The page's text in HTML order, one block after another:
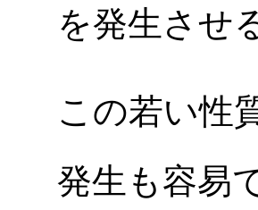
を発生させ
この若い性
発生も容易